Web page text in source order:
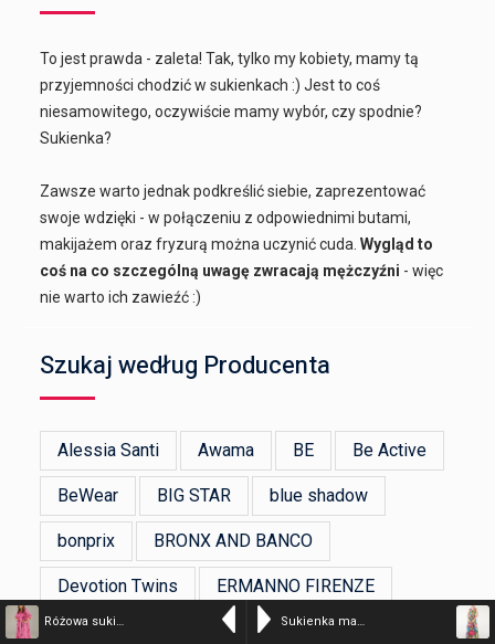
Różowa sukienka z koronką – kolor n/a – 75-81917 FUXIA Sukienka maxi w kwiaty – kolor n/a – 99214 NERO
To jest prawda - zaleta! Tak, tylko my kobiety, mamy tą
przyjemności chodzić w sukienkach :) Jest to coś
niesamowitego, oczywiście mamy wybór, czy spodnie?
Sukienka?
Zawsze warto jednak podkreślić siebie, zaprezentować
swoje wdzięki - w połączeniu z odpowiednimi butami,
makijażem oraz fryzurą można uczynić cuda.Wygląd to
coś na co szczególną uwagę zwracają mężczyźni - więc
nie warto ich zawieźć :)
Szukaj według Producenta
Alessia Santi Awama BE Be Active
BeWear BIG STAR blue shadow
bonprix BRONX AND BANCO
Devotion Twins ERMANNO FIRENZE
Figl GANNI Happy Girls